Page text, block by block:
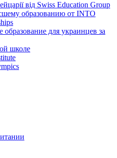
від Swiss Education Group
образованию от INTO
для украинцев за
школе